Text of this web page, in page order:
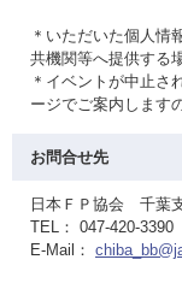
＊いただいた個人情
共機関等へ提供する
＊イベントが中止さ
ージでご案内します
お問合せ先
日本ＦＰ協会 千葉
TEL： 047-420-3390
E-Mail：